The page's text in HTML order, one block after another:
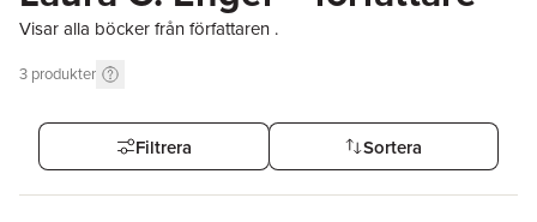
Visar alla böcker från författaren .
3 produkter
Filtrera Sortera